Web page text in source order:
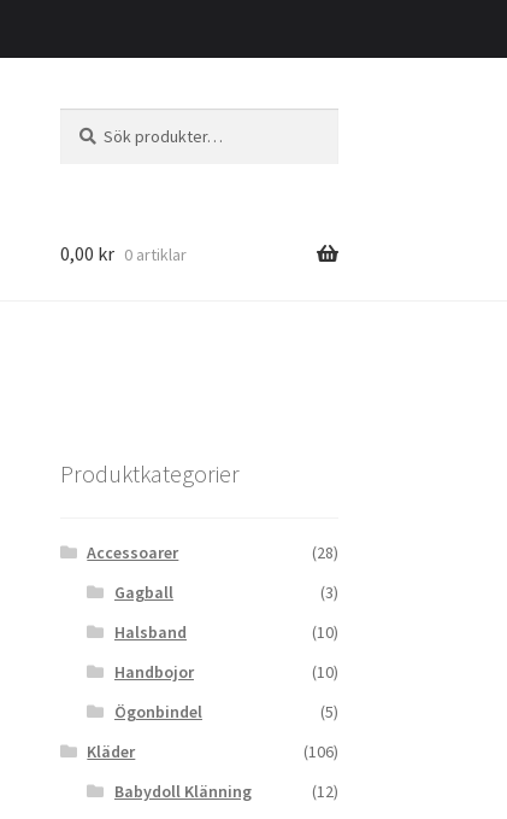
efter:
0,00 kr 0 artiklar
Produktkategorier
Accessoarer
(28)
Gagball
(3)
Halsband
(10)
Handbojor
(10)
Ögonbindel
(5)
Kläder
(106)
Babydoll Klänning
(12)